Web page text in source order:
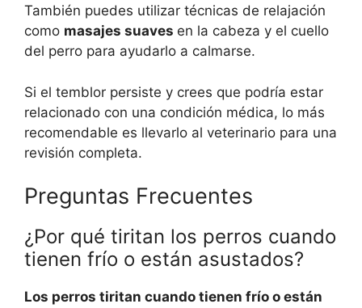
También puedes utilizar técnicas de relajación
como masajes suaves en la cabeza y el cuello
del perro para ayudarlo a calmarse.
Si el temblor persiste y crees que podría estar
relacionado con una condición médica, lo más
recomendable es llevarlo al veterinario para una
revisión completa.
Preguntas Frecuentes
¿Por qué tiritan los perros cuando
tienen frío o están asustados?
Los perros tiritan cuando tienen frío o están